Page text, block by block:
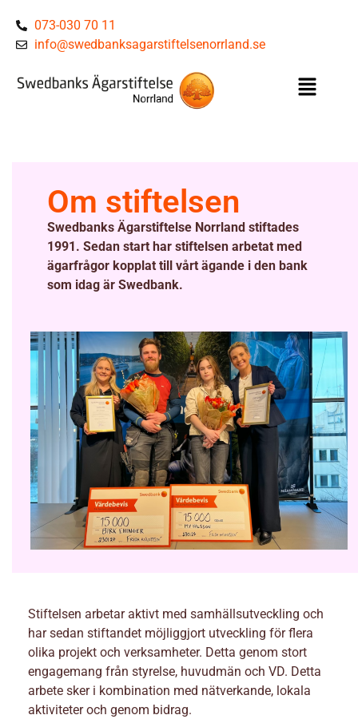
073-030 70 11
info@swedbanksagarstiftelsenorrland.se
Om stiftelsen
Swedbanks Ägarstiftelse Norrland stiftades
1991. Sedan start har stiftelsen arbetat med
ägarfrågor kopplat till vårt ägande i den bank
som idag är Swedbank.
Stiftelsen arbetar aktivt med samhällsutveckling och
har sedan stiftandet möjliggjort utveckling för flera
olika projekt och verksamheter. Detta genom stort
engagemang från styrelse, huvudmän och VD. Detta
arbete sker i kombination med nätverkande, lokala
aktiviteter och genom bidrag.